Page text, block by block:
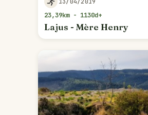
13/04/2019
23,39km - 1130d+
Lajus - Mère Henry